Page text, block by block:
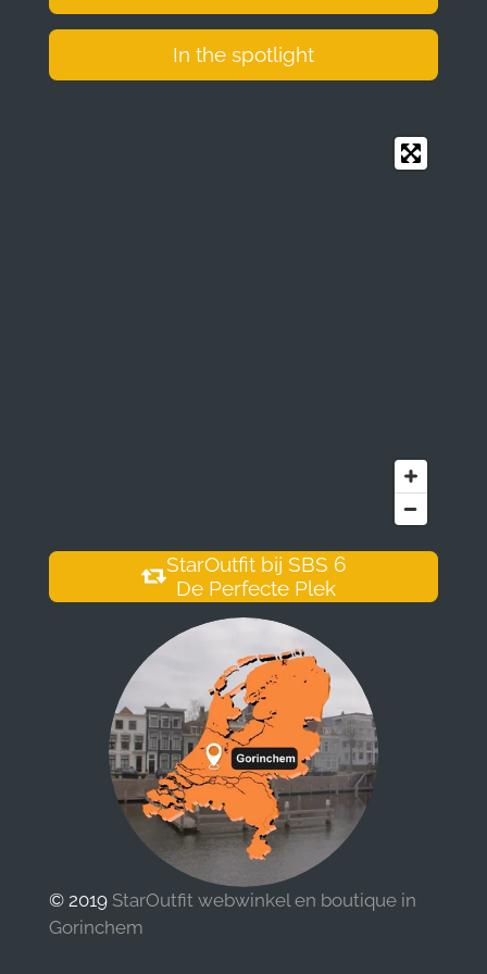
In the spotlight
StarOutfit bij SBS 6
De Perfecte Plek
© 2019 StarOutfit webwinkel en boutique in
Gorinchem